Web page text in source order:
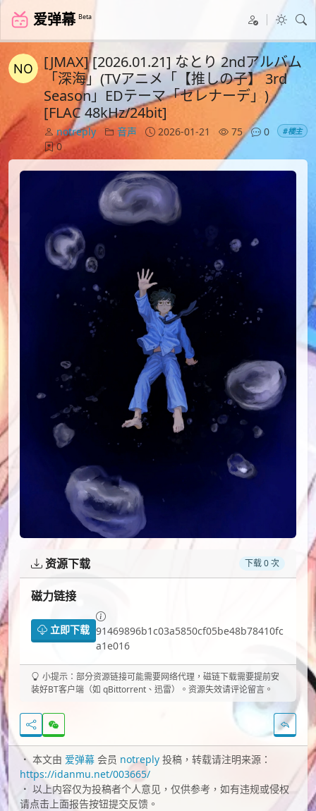
爱弹幕 Beta
[JMAX] [2026.01.21] なとり 2ndアルバム
「深海」(TVアニメ「【推しの子】 3rd
Season」EDテーマ「セレナーデ」)
[FLAC 48kHz/24bit]
notreply 音声 2026-01-21 75
0
0
#楼主
资源下载 下载 0 次
磁力链接
立即下载 91469896b1c03a5850cf05be48b78410fc
a1e016
小提示：部分资源链接可能需要网络代理，磁链下载需要提前安
装好BT客户端（如 qBittorrent、迅雷）。资源失效请评论留言。
本文由 爱弹幕 会员 notreply 投稿，转载请注明来源：
https://idanmu.net/003665/
以上内容仅为投稿者个人意见，仅供参考，如有违规或侵权
请点击上面报告按钮提交反馈。